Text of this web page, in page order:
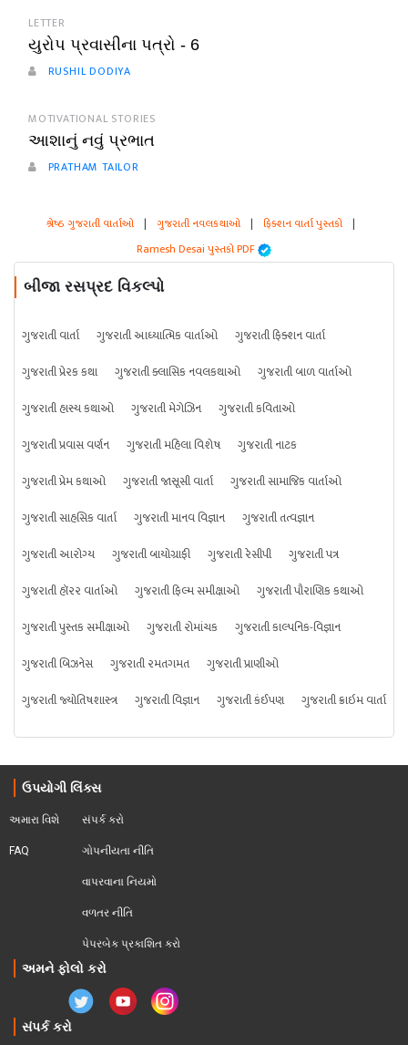
LETTER
યુરોપ પ્રવાસીના પત્રો - 6
RUSHIL DODIYA
MOTIVATIONAL STORIES
આશાનું નવું પ્રભાત
PRATHAM TAILOR
શ્રેષ્ઠ ગુજરાતી વાર્તાઓ | ગુજરાતી નવલકથાઓ | ફિક્શન વાર્તા પુસ્તકો |
Ramesh Desai પુસ્તકો PDF
બીજા રસપ્રદ વિકલ્પો
ગુજરાતી વાર્તા ગુજરાતી આધ્યાત્મિક વાર્તાઓ
ગુજરાતી ફિક્શન વાર્તા
ગુજરાતી પ્રેરક કથા
ગુજરાતી ક્લાસિક નવલકથાઓ
ગુજરાતી બાળ વાર્તાઓ
ગુજરાતી હાસ્ય કથાઓ
ગુજરાતી મેગેઝિન
ગુજરાતી કવિતાઓ
ગુજરાતી પ્રવાસ વર્ણન
ગુજરાતી મહિલા વિશેષ
ગુજરાતી નાટક
ગુજરાતી પ્રેમ કથાઓ
ગુજરાતી જાસૂસી વાર્તા
ગુજરાતી સામાજિક વાર્તાઓ
ગુજરાતી સાહસિક વાર્તા
ગુજરાતી માનવ વિજ્ઞાન
ગુજરાતી તત્વજ્ઞાન
ગુજરાતી આરોગ્ય
ગુજરાતી બાયોગ્રાફી ગુજરાતી રેસીપી
ગુજરાતી પત્ર
ગુજરાતી હૉરર વાર્તાઓ
ગુજરાતી ફિલ્મ સમીક્ષાઓ
ગુજરાતી પૌરાણિક કથાઓ
ગુજરાતી પુસ્તક સમીક્ષાઓ
ગુજરાતી રોમાંચક
ગુજરાતી કાલ્પનિક-વિજ્ઞાન
ગુજરાતી બિઝનેસ
ગુજરાતી રમતગમત
ગુજરાતી પ્રાણીઓ
ગુજરાતી જ્યોતિષશાસ્ત્ર
ગુજરાતી વિજ્ઞાન ગુજરાતી કંઈપણ ગુજરાતી ક્રાઇમ વાર્તા
ઉપયોગી લિંક્સ
અમારા વિશે
FAQ
સંપર્ક કરો
ગોપનીયતા નીતિ
વાપરવાના નિયમો
વળતર નીતિ
પેપરબેક પ્રકાશિત કરો
અમને ફોલો કરો
સંપર્ક કરો